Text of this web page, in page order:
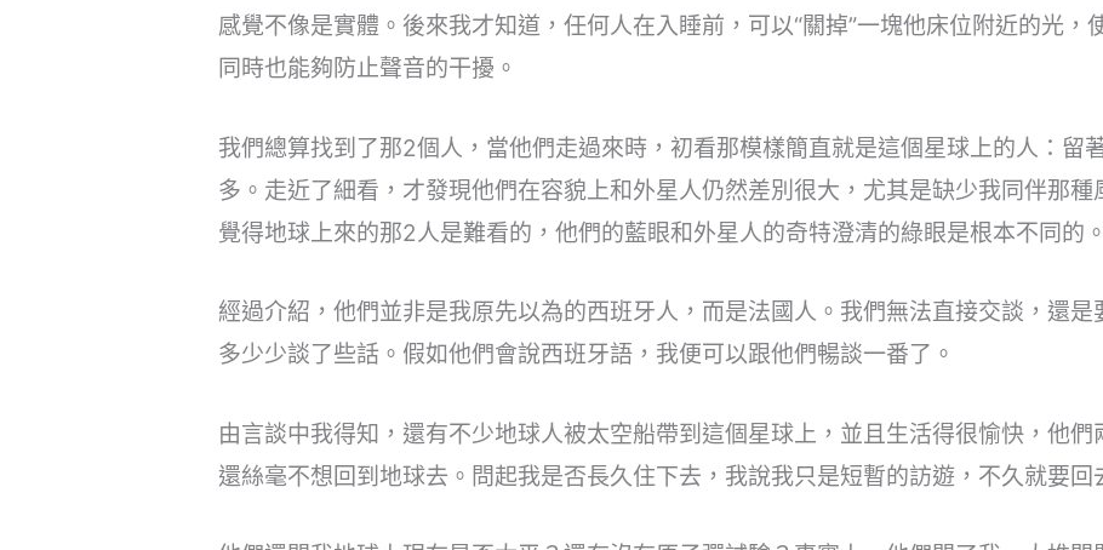
感覺不像是實體。後來我才知道，任何人在入睡前，可以“關掉”一塊他床位附近的光，
同時也能夠防止聲音的干擾。
我們總算找到了那2個人，當他們走過來時，初看那模樣簡直就是這個星球上的人：留
多。走近了細看，才發現他們在容貌上和外星人仍然差別很大，尤其是缺少我同伴那
覺得地球上來的那2人是難看的，他們的藍眼和外星人的奇特澄清的綠眼是根本不同的。
經過介紹，他們並非是我原先以為的西班牙人，而是法國人。我們無法直接交談，還
多少少談了些話。假如他們會說西班牙語，我便可以跟他們暢談一番了。
由言談中我得知，還有不少地球人被太空船帶到這個星球上，並且生活得很愉快，他們
還絲毫不想回到地球去。問起我是否長久住下去，我說我只是短暫的訪遊，不久就要回